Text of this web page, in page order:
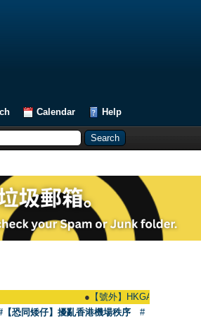
Calendar Help
【號外】HKGAY.net已啟動
【恐同矮仔】擾亂香港機場秩序
#